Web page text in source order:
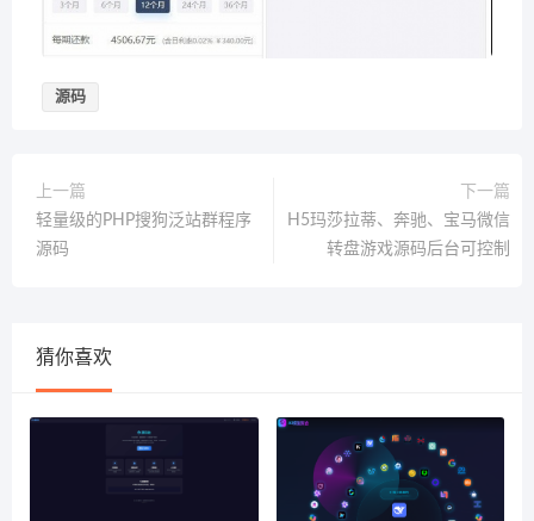
源码
上一篇
轻量级的PHP搜狗泛站群程序
源码
下一篇
H5玛莎拉蒂、奔驰、宝马微信
转盘游戏源码后台可控制
猜你喜欢